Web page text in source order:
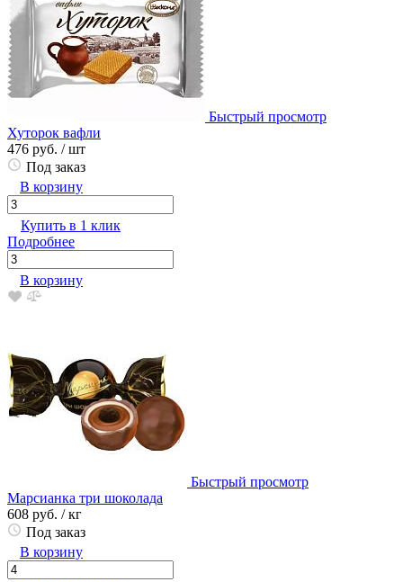
Быстрый просмотр
Хуторок вафли
476 руб. / шт
Под заказ
В корзину
Купить в 1 клик
Подробнее
В корзину
Быстрый просмотр
Марсианка три шоколада
608 руб. / кг
Под заказ
В корзину